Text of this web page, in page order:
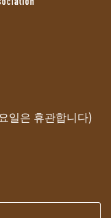
일은 휴관합니다)